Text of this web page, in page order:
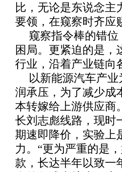
比，无论是东说念主
要领，在窥察时齐应
窥察指令棒的错
困局。更紧迫的是，
行业，沿着产业链向
以新能源汽车产
润承压，为了减少成
本转嫁给上游供应商
长刘志彪线路，现时
期速即降价，实验上
力。“更为严重的是
款，长达半年以致一